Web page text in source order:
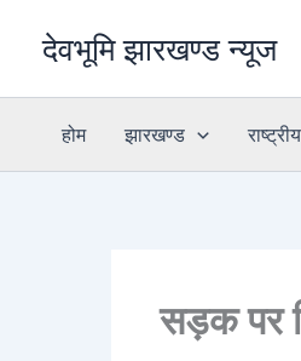
देवभूमि झारखण्ड न्यूज
होम झारखण्ड राष्ट्रीय
सड़क पर